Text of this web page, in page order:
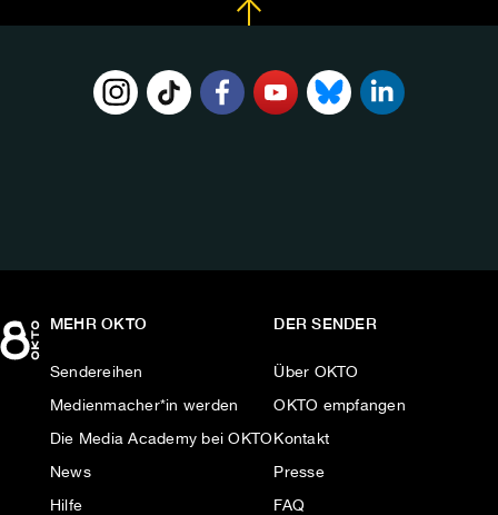
MEHR OKTO
Sendereihen
Medienmacher*in werden
Die Media Academy bei OKTO
News
Hilfe
DER SENDER
Über OKTO
OKTO empfangen
Kontakt
Presse
FAQ